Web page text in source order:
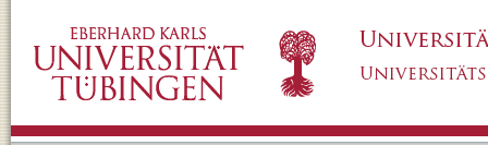
Tomography/Magnetic Resonance Imaging